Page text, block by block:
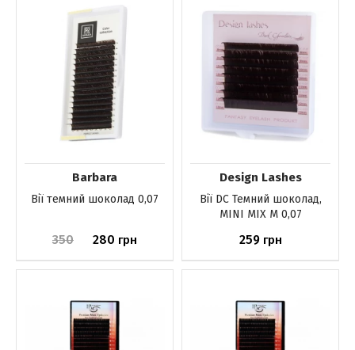
Barbara
Вії темний шоколад 0,07
350 280 грн
Design Lashes
Вії DС Темний шоколад,
MINI MIX M 0,07
259грн